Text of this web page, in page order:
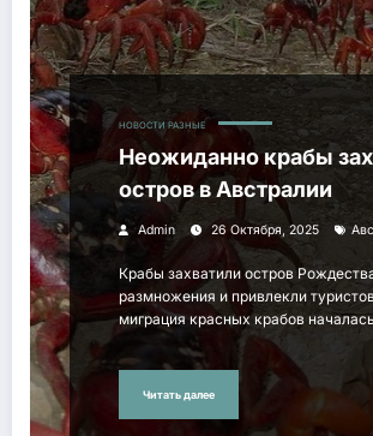
НОВОСТИ РАЗНЫЕ
Неожиданно крабы
остров в Австралии
Admin 26 Октября, 2025
Крабы захватили остров
размножения и привлекли
миграция красных крабов
Читать далее